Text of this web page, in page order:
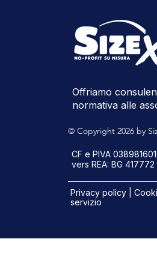
Offriamo
normativa alle
© Copyright 2026 by
CF e PIVA
vers REA: BG 417772
Privacy policy|
servizio